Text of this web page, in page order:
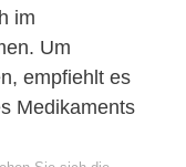
im
Um
empfiehlt es
Medikaments